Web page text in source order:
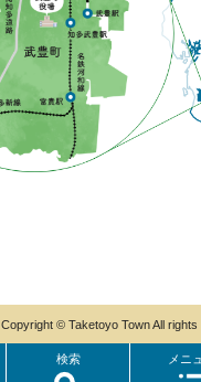
検索 メニ
Copyright © Taketoyo Town All rights